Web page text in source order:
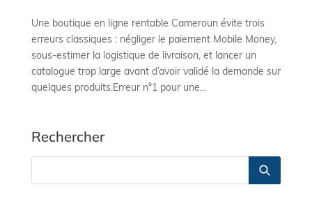
Une boutique en ligne rentable Cameroun évite trois
erreurs classiques : négliger le paiement Mobile Money,
sous-estimer la logistique de livraison, et lancer un
catalogue trop large avant d’avoir validé la demande sur
quelques produits.Erreur n°1 pour une...
Rechercher